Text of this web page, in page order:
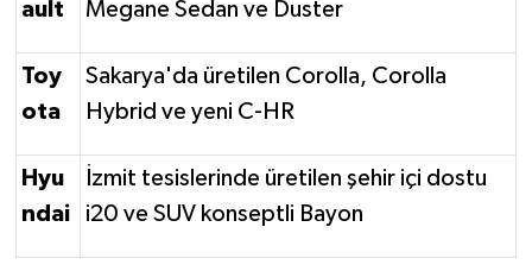
ault
Megane Sedan ve Duster
Toy
ota
Sakarya'da üretilen Corolla, Corolla
Hybrid ve yeni C-HR
Hyu
ndai
İzmit tesislerinde üretilen şehir içi dostu
i20 ve SUV konseptli Bayon